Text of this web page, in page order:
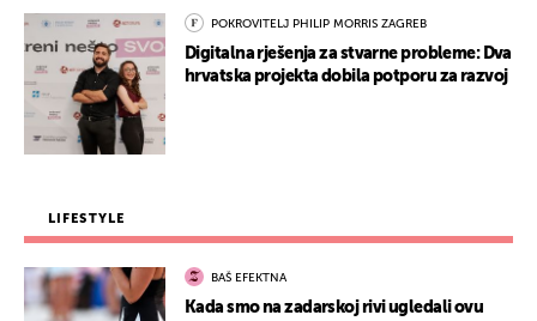
POKROVITELJ PHILIP MORRIS ZAGREB
Digitalna rješenja za stvarne probleme: Dva
hrvatska projekta dobila potporu za razvoj
LIFESTYLE
BAŠ EFEKTNA
Kada smo na zadarskoj rivi ugledali ovu